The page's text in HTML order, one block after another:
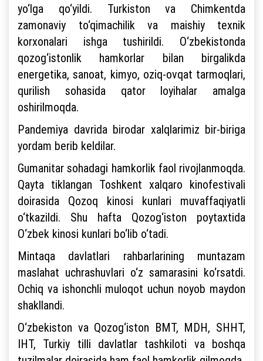
yo‘lga qo‘yildi. Turkiston va Chimkentda
zamonaviy to‘qimachilik va maishiy texnik
korxonalari ishga tushirildi. O‘zbekistonda
qozog‘istonlik hamkorlar bilan birgalikda
energetika, sanoat, kimyo, oziq-ovqat tarmoqlari,
qurilish sohasida qator loyihalar amalga
oshirilmoqda.
Pandemiya davrida birodar xalqlarimiz bir-biriga
yordam berib keldilar.
Gumanitar sohadagi hamkorlik faol rivojlanmoqda.
Qayta tiklangan Toshkent xalqaro kinofestivali
doirasida Qozoq kinosi kunlari muvaffaqiyatli
o‘tkazildi. Shu hafta Qozog‘iston poytaxtida
O‘zbek kinosi kunlari bo‘lib o‘tadi.
Mintaqa davlatlari rahbarlarining muntazam
maslahat uchrashuvlari o‘z samarasini ko‘rsatdi.
Ochiq va ishonchli muloqot uchun noyob maydon
shakllandi.
O‘zbekiston va Qozog‘iston BMT, MDH, SHHT,
IHT, Turkiy tilli davlatlar tashkiloti va boshqa